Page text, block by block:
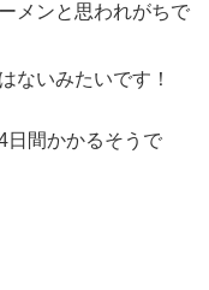
メンと思われがちで
ないみたいです！
日間かかるそうで